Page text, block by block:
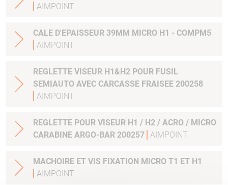
AIMPOINT
CALE D'EPAISSEUR 39MM MICRO H1 - COMPM5
AIMPOINT
REGLETTE VISEUR H1&H2 POUR FUSIL
SEMIAUTO AVEC CARCASSE FRAISEE 200258
AIMPOINT
REGLETTE POUR VISEUR H1 / H2 / ACRO / MICRO
CARABINE ARGO-BAR 200257 AIMPOINT
MACHOIRE ET VIS FIXATION MICRO T1 ET H1
AIMPOINT